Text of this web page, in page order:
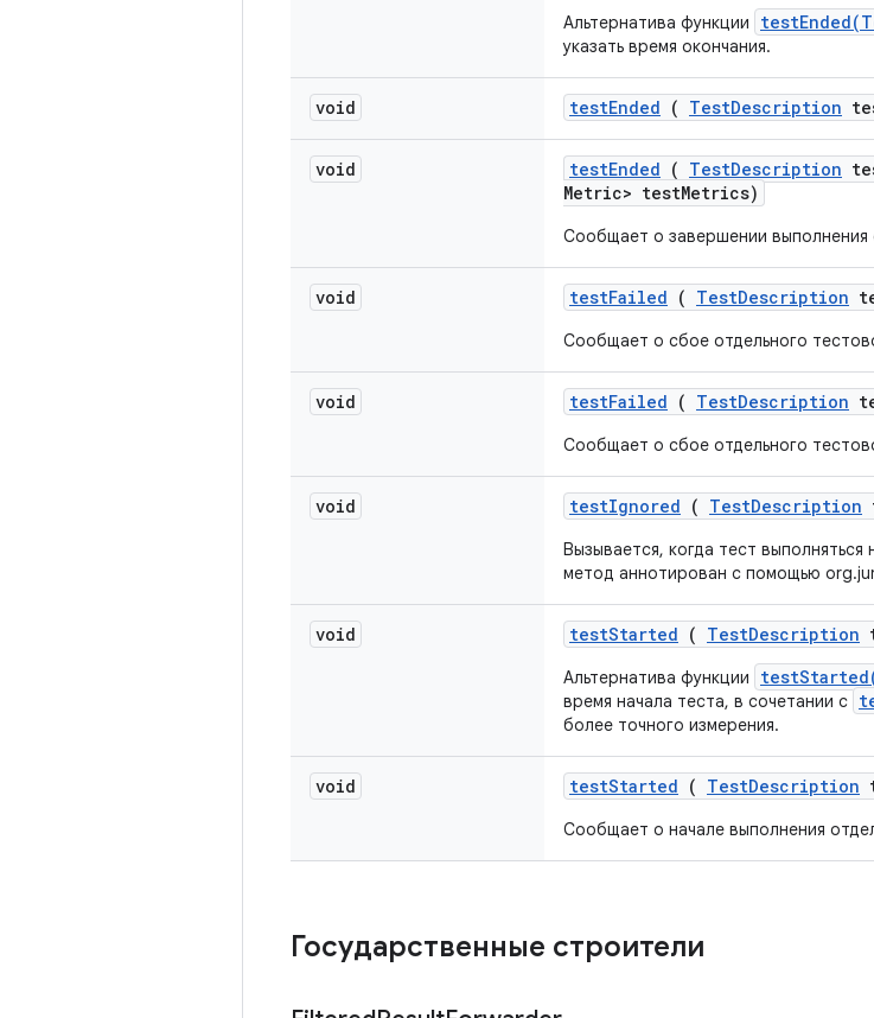
Альтернатива функции
указать время окончания.
void testEnded ( TestDescription
void testEnded ( TestDescription
Metric> testMetrics)
Сообщает о завершении выполнения
void testFailed ( TestDescription
Сообщает о сбое отдельного
void testFailed ( TestDescription
Сообщает о сбое отдельного
void testIgnored ( TestDescription
Вызывается, когда тест
метод аннотирован с помощью
void testStarted ( TestDescription
Альтернатива функции
время начала теста, в сочетании с
более точного измерения.
void testStarted ( TestDescription
Сообщает о начале выполнения
Государственные строители